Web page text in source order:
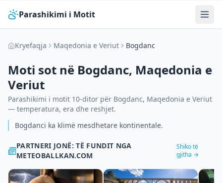
Parashikimi i Motit
Kryefaqja Maqedonia e Veriut Bogdanc
Moti sot në Bogdanc, Maqedonia e
Veriut
Parashikimi i motit 10-ditor për Bogdanc, Maqedonia e Veriut
— temperatura, era dhe reshjet.
Bogdanci ka klimë mesdhetare kontinentale.
PARTNERI JONË: TË FUNDIT NGA
METEOBALLKAN.COM
Shiko të
gjitha →